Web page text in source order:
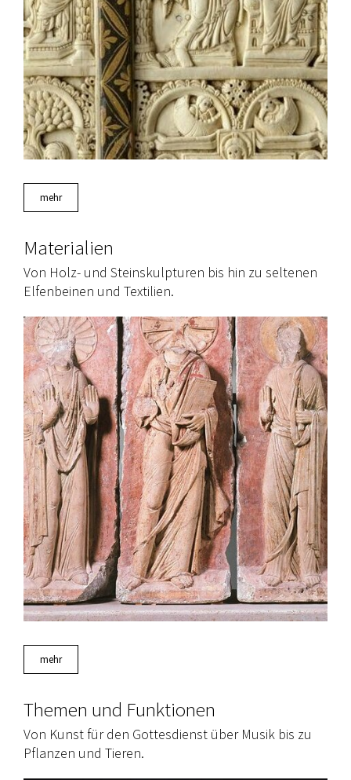
mehr
Materialien
Von Holz- und Steinskulpturen bis hin zu seltenen
Elfenbeinen und Textilien.
mehr
Themen und Funktionen
Von Kunst für den Gottesdienst über Musik bis zu
Pflanzen und Tieren.